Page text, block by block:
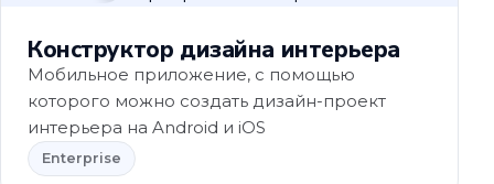
Конструктор дизайна интерьера
Мобильное приложение, с помощью
которого можно создать дизайн-проект
интерьера на Android и iOS
Enterprise